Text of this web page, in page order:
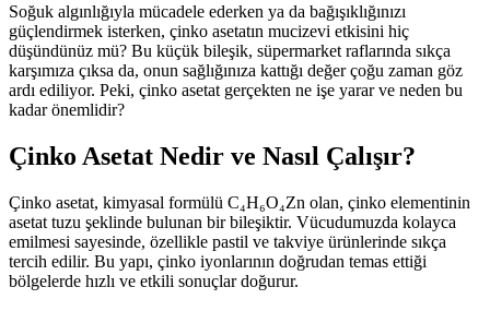
Soğuk algınlığıyla mücadele ederken ya da bağışıklığınızı
güçlendirmek isterken, çinko asetatın mucizevi etkisini hiç
düşündünüz mü? Bu küçük bileşik, süpermarket raflarında sıkça
karşımıza çıksa da, onun sağlığınıza kattığı değer çoğu zaman göz
ardı ediliyor. Peki, çinko asetat gerçekten ne işe yarar ve neden bu
kadar önemlidir?
Çinko Asetat Nedir ve Nasıl Çalışır?
Çinko asetat, kimyasal formülü C₄H₆O₄Zn olan, çinko elementinin
asetat tuzu şeklinde bulunan bir bileşiktir. Vücudumuzda kolayca
emilmesi sayesinde, özellikle pastil ve takviye ürünlerinde sıkça
tercih edilir. Bu yapı, çinko iyonlarının doğrudan temas ettiği
bölgelerde hızlı ve etkili sonuçlar doğurur.